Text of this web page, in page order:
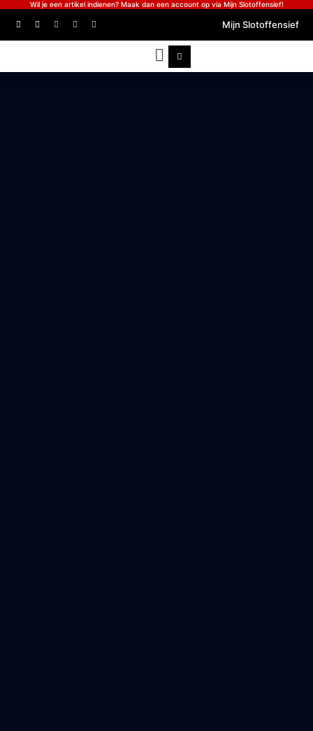
Wil je een artikel indienen? Maak dan een account op via Mijn Slotoffensief!
Mijn Slotoffensief